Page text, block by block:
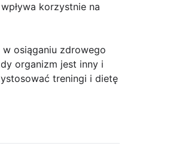
korzystnie na
osiąganiu zdrowego
organizm jest inny i
treningi i dietę